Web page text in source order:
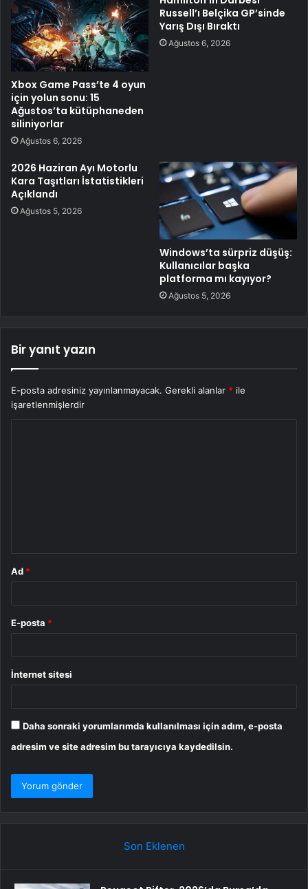
Xbox Game Pass’te 4 oyun
için yolun sonu: 15
Ağustos’ta kütüphaneden
siliniyorlar
Ağustos 6, 2026
Russell’ı Belçika GP’sinde
Yarış Dışı Bıraktı
Ağustos 6, 2026
2026 Haziran Ayı Motorlu
Kara Taşıtları İstatistikleri
Açıklandı
Ağustos 5, 2026
Windows’ta sürpriz düşüş:
Kullanıcılar başka
platforma mı kayıyor?
Ağustos 5, 2026
Bir yanıt yazın
E-posta adresiniz yayınlanmayacak. Gerekli alanlar * ile
işaretlenmişlerdir
Ad *
E-posta *
İnternet sitesi
Daha sonraki yorumlarımda kullanılması için adım, e-posta
adresim ve site adresim bu tarayıcıya kaydedilsin.
Son Eklenen